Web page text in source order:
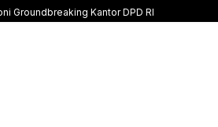
Groundbreaking Kantor DPD RI